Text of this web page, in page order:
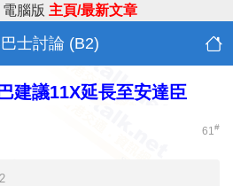
電腦版 主頁/最新文章
士討論 (B2)
建議11X延長至安達臣
61#